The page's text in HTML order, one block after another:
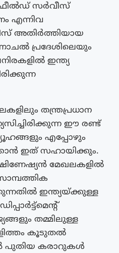
ഫീല്‍ഡ് സര്‍വീസ്
എന്നിവ
അതിർത്തിയായ
പ്രദേശിലെയും
ഇന്ത്യ
തന്ത്രപ്രധാന
ഈ രണ്ട്
എപ്പോഴും
ഇത് സഹായിക്കും.
മേഖലകളില്‍
ഇന്ത്യയ്‌ക്കുള്ള
തമ്മിലുള്ള
കൂടുതല്‍
പുതിയ കരാറുകള്‍